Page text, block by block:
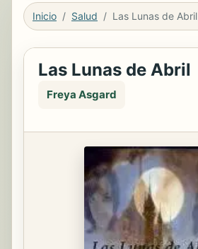
Inicio Salud Las Lunas de Abril
Las Lunas de Abril
Freya Asgard